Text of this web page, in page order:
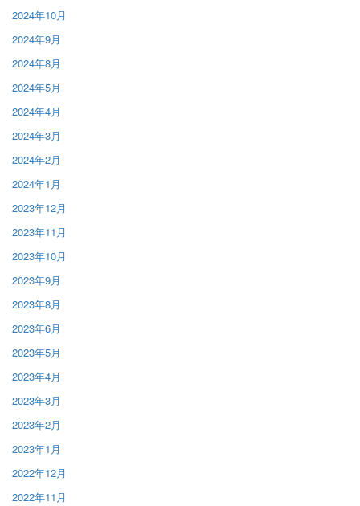
2024年10月
2024年9月
2024年8月
2024年5月
2024年4月
2024年3月
2024年2月
2024年1月
2023年12月
2023年11月
2023年10月
2023年9月
2023年8月
2023年6月
2023年5月
2023年4月
2023年3月
2023年2月
2023年1月
2022年12月
2022年11月